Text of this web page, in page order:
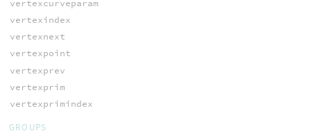
vertexcurveparam
vertexindex
vertexnext
vertexpoint
vertexprev
vertexprim
vertexprimindex
GROUPS